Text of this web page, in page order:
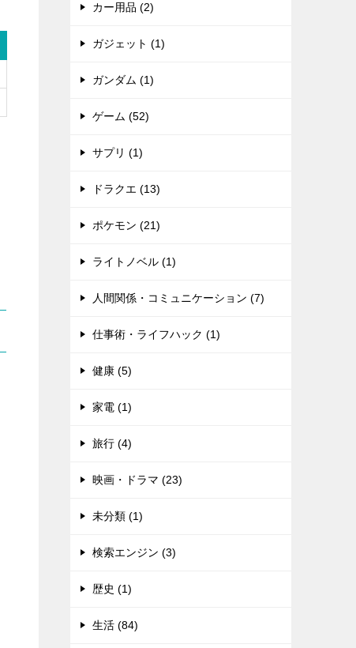
カー用品 (2)
ガジェット (1)
ガンダム (1)
ゲーム (52)
サプリ (1)
ドラクエ (13)
ポケモン (21)
ライトノベル (1)
人間関係・コミュニケーション (7)
仕事術・ライフハック (1)
健康 (5)
家電 (1)
旅行 (4)
映画・ドラマ (23)
未分類 (1)
検索エンジン (3)
歴史 (1)
生活 (84)